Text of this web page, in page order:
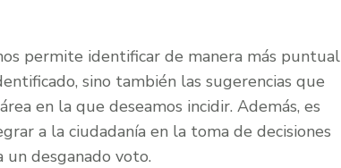
permite identificar de manera más puntual
sino también las sugerencias que
en la que deseamos incidir. Además, es
a la ciudadanía en la toma de decisiones
desganado voto.